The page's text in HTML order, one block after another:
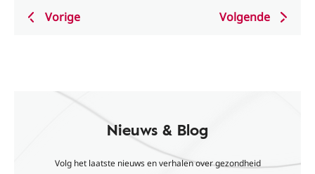
Vorige Volgende
Nieuws & Blog
Volg het laatste nieuws en verhalen over gezondheid